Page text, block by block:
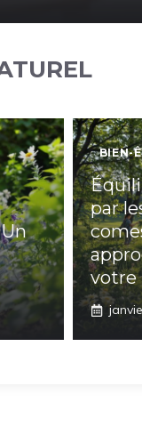
BIEN-
par
votre